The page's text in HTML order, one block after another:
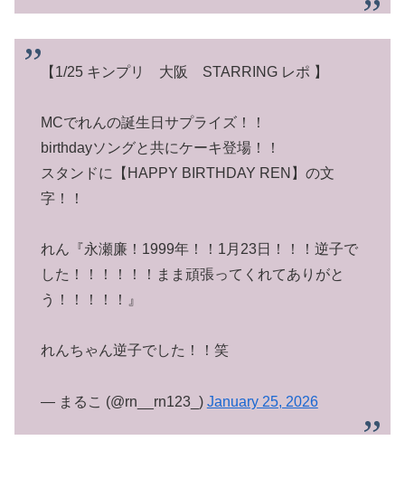
【1/25 キンプリ 大阪 STARRING レポ 】
MCでれんの誕生日サプライズ！！
birthdayソングと共にケーキ登場！！
スタンドに【HAPPY BIRTHDAY REN】の文
字！！
れん『永瀬廉！1999年！！1月23日！！！逆子で
した！！！！！！まま頑張ってくれてありがと
う！！！！！』
れんちゃん逆子でした！！笑
— まるこ (@rn__rn123_) January 25, 2026